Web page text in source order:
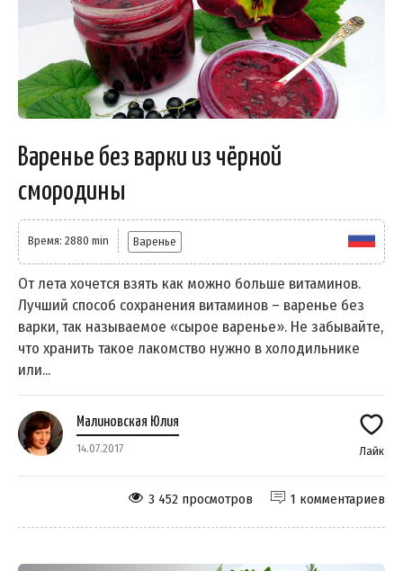
Варенье без варки из чёрной
смородины
Время: 2880 min Варенье
От лета хочется взять как можно больше витаминов.
Лучший способ сохранения витаминов – варенье без
варки, так называемое «сырое варенье». Не забывайте,
что хранить такое лакомство нужно в холодильнике
или...
Малиновская Юлия
14.07.2017 Лайк
1 комментариев
3 452 просмотров